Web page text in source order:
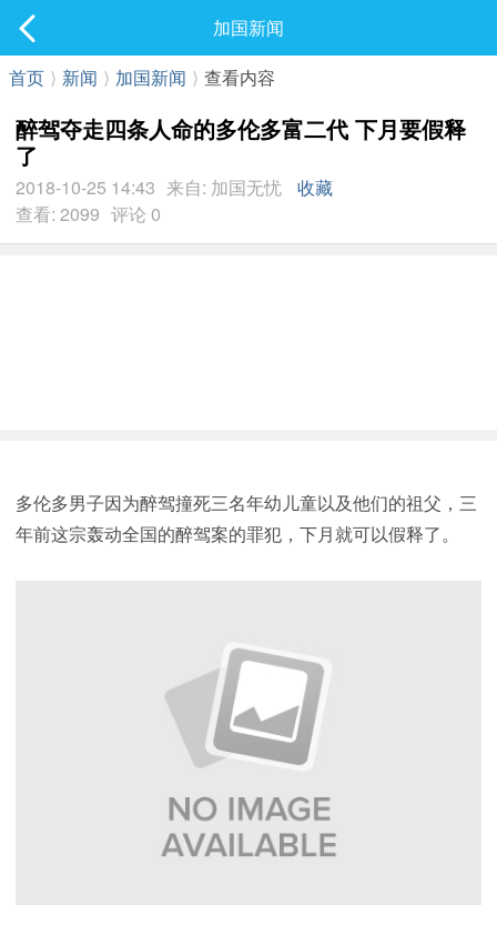
最新发表
加国新闻
首页 ⟩ 新闻 ⟩ 加国新闻 ⟩ 查看内容
醉驾夺走四条人命的多伦多富二代 下月要假释
了
2018-10-25 14:43 来自: 加国无忧
收藏
查看: 2099 评论 0
多伦多男子因为醉驾撞死三名年幼儿童以及他们的祖父，三
年前这宗轰动全国的醉驾案的罪犯，下月就可以假释了。